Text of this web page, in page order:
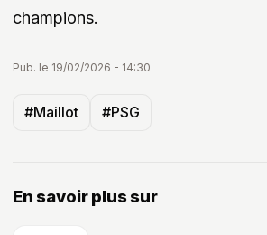
champions.
Pub. le 19/02/2026 - 14:30
#Maillot #PSG
En savoir plus sur